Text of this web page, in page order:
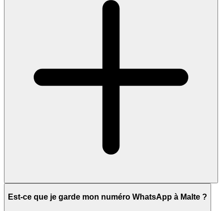
Est-ce que je garde mon numéro WhatsApp à Malte ?